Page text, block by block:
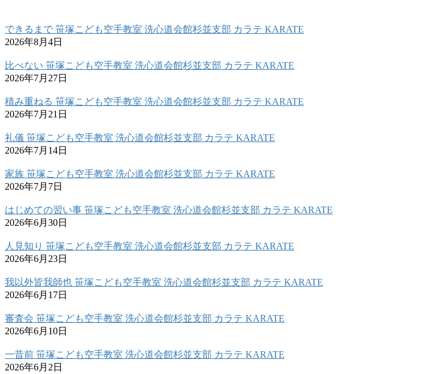
できるまで 笹塚こども空手教室 洗心道会館杉並支部 カラテ KARATE
2026年8月4日
比べない 笹塚こども空手教室 洗心道会館杉並支部 カラテ KARATE
2026年7月27日
積み重ねる 笹塚こども空手教室 洗心道会館杉並支部 カラテ KARATE
2026年7月21日
礼儀 笹塚こども空手教室 洗心道会館杉並支部 カラテ KARATE
2026年7月14日
家族 笹塚こども空手教室 洗心道会館杉並支部 カラテ KARATE
2026年7月7日
はじめての習い事 笹塚こども空手教室 洗心道会館杉並支部 カラテ KARATE
2026年6月30日
人見知り 笹塚こども空手教室 洗心道会館杉並支部 カラテ KARATE
2026年6月23日
我以外皆我師也 笹塚こども空手教室 洗心道会館杉並支部 カラテ KARATE
2026年6月17日
審査会 笹塚こども空手教室 洗心道会館杉並支部 カラテ KARATE
2026年6月10日
一昔前 笹塚こども空手教室 洗心道会館杉並支部 カラテ KARATE
2026年6月2日